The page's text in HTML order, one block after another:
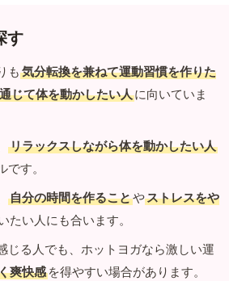
す
も 気分転換を兼ねて運動習慣を作りた
じて体を動かしたい人に向いていま
リラックスしながら体を動かしたい人
す。
自分の時間を作ることやストレスをや
たい人にも合います。
じる人でも、ホットヨガなら激しい運
爽快感 を得やすい場合があります。